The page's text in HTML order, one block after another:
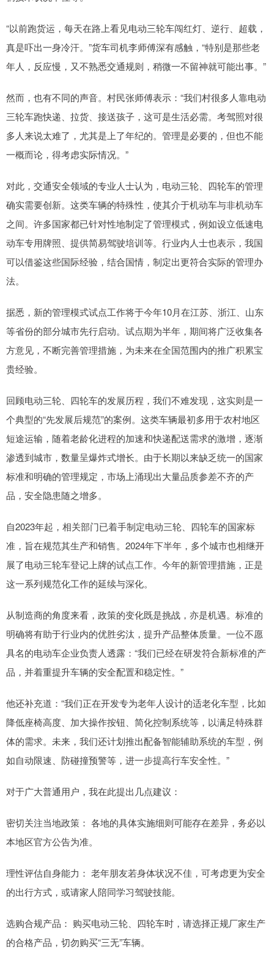
“以前跑货运，每天在路上看见电动三轮车闯红灯、逆行、超载，
真是吓出一身冷汗。”货车司机李师傅深有感触，“特别是那些老
年人，反应慢，又不熟悉交通规则，稍微一不留神就可能出事。”
然而，也有不同的声音。村民张师傅表示：“我们村很多人靠电动
三轮车跑快递、拉货、接送孩子，这可是生活必需。考驾照对很
多人来说太难了，尤其是上了年纪的。管理是必要的，但也不能
一概而论，得考虑实际情况。”
对此，交通安全领域的专业人士认为，电动三轮、四轮车的管理
确实需要创新。这类车辆的特殊性，使其介于机动车与非机动车
之间。许多国家都已针对性地制定了管理模式，例如设立低速电
动车专用牌照、提供简易驾驶培训等。行业内人士也表示，我国
可以借鉴这些国际经验，结合国情，制定出更符合实际的管理办
法。
据悉，新的管理模式试点工作将于今年10月在江苏、浙江、山东
等省份的部分城市先行启动。试点期为半年，期间将广泛收集各
方意见，不断完善管理措施，为未来在全国范围内的推广积累宝
贵经验。
回顾电动三轮、四轮车的发展历程，我们不难发现，这实则是一
个典型的“先发展后规范”的案例。这类车辆最初多用于农村地区
短途运输，随着老龄化进程的加速和快递配送需求的激增，逐渐
渗透到城市，数量呈爆炸式增长。由于长期以来缺乏统一的国家
标准和明确的管理规定，市场上涌现出大量品质参差不齐的产
品，安全隐患随之增多。
自2023年起，相关部门已着手制定电动三轮、四轮车的国家标
准，旨在规范其生产和销售。2024年下半年，多个城市也相继开
展了电动三轮车登记上牌的试点工作。今年的新管理措施，正是
这一系列规范化工作的延续与深化。
从制造商的角度来看，政策的变化既是挑战，亦是机遇。标准的
明确将有助于行业内的优胜劣汰，提升产品整体质量。一位不愿
具名的电动车企业负责人透露：“我们已经在研发符合新标准的产
品，并着重提升车辆的安全配置和稳定性。”
他还补充道：“我们正在开发专为老年人设计的适老化车型，比如
降低座椅高度、加大操作按钮、简化控制系统等，以满足特殊群
体的需求。未来，我们还计划推出配备智能辅助系统的车型，例
如自动限速、防碰撞预警等，进一步提高行车安全性。”
对于广大普通用户，我在此提出几点建议：
密切关注当地政策： 各地的具体实施细则可能存在差异，务必以
本地区官方公告为准。
理性评估自身能力： 老年朋友若身体状况不佳，可考虑更为安全
的出行方式，或请家人陪同学习驾驶技能。
选购合规产品： 购买电动三轮、四轮车时，请选择正规厂家生产
的合格产品，切勿购买“三无”车辆。